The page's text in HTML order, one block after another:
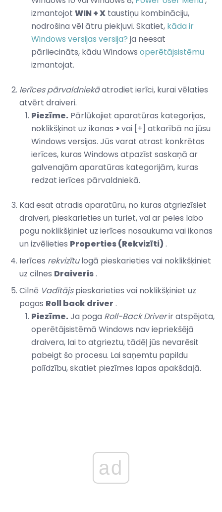
izmantojot WIN + X taustiņu kombināciju,
nodrošina vēl ātru piekļuvi. Skatiet, kāda ir
Windows versijas versija? ja neesat
pārliecināts, kādu Windows operētājsistēmu
izmantojat.
Ierīces pārvaldniekāatrodiet ierīci, kurai vēlaties
atvērt draiveri.
Piezīme. Pārlūkojiet aparatūras kategorijas,
noklikšķinot uz ikonas >vai [+] atkarībā no jūsu
Windows versijas. Jūs varat atrast konkrētas
ierīces, kuras Windows atpazīst saskaņā ar
galvenajām aparatūras kategorijām, kuras
redzat ierīces pārvaldniekā.
Kad esat atradis aparatūru, no kuras atgriezīsiet
draiveri, pieskarieties un turiet, vai ar peles labo
pogu noklikšķiniet uz ierīces nosaukuma vai ikonas
un izvēlieties Properties (Rekvizīti).
Ierīces rekvizītulogā pieskarieties vai noklikšķiniet
uz cilnes Draiveris.
Cilnē Vadītājspieskarieties vai noklikšķiniet uz
pogas Roll back driver .
Piezīme. Ja poga Roll-Back Driverir atspējota,
operētājsistēmā Windows nav iepriekšējā
draivera, lai to atgrieztu, tādēļ jūs nevarēsit
pabeigt šo procesu. Lai saņemtu papildu
palīdzību, skatiet piezīmes lapas apakšdaļā.
ad